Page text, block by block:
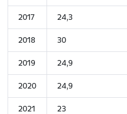
2017 24,3
2018 30
2019 24,9
2020 24,9
2021 23